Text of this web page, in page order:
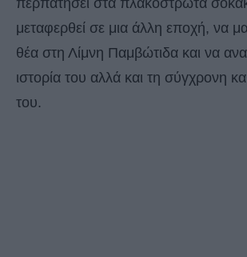
περπατήσει στα πλακόστρωτα
μεταφερθεί σε μια άλλη εποχή, να
θέα στη Λίμνη Παμβώτιδα και να
ιστορία του αλλά και τη σύγχρονη
του.